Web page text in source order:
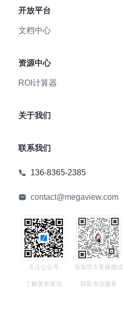
开放平台
文档中心
资源中心
ROI计算器
关于我们
联系我们
136-8365-2385
contact@megaview.com
关注公众号
了解更多资讯
添加官方客服微信
获取专业服务